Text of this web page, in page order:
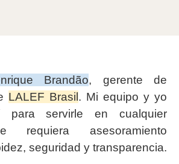
Brandão, gerente de
LALEF Brasil. Mi equipo y yo
para servirle en cualquier
requiera asesoramiento
seguridad y transparencia.